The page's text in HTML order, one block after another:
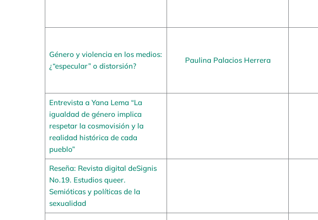
Género y violencia en los medios:
¿“especular” o distorsión?
Paulina Palacios Herrera
Entrevista a Yana Lema “La
igualdad de género implica
respetar la cosmovisión y la
realidad histórica de cada
pueblo”
Reseña: Revista digital deSignis
No.19. Estudios queer.
Semióticas y políticas de la
sexualidad